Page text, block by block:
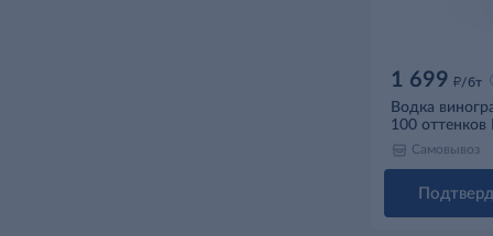
1 699 д/бт
Водка
100 оттенков
Самовывоз